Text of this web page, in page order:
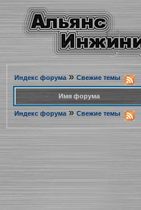
Индекс форума» Свежие темы
Имя форума
Индекс форума » Свежие темы